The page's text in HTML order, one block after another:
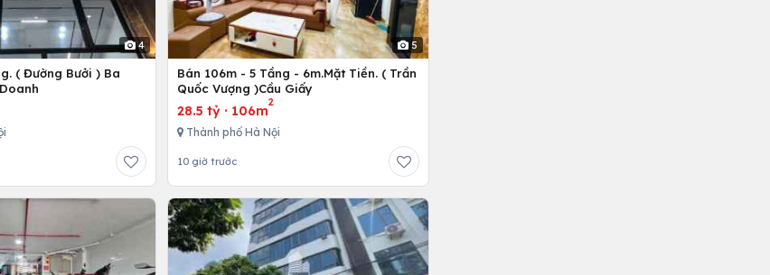
4
( Đường Bưởi ) Ba
5
Bán 106m - 5 Tầng - 6m.Mặt Tiền. ( Trần
Quốc Vượng )Cầu Giấy
28.5 tỷ· 106m
2
Thành phố Hà Nội
10 giờ trước